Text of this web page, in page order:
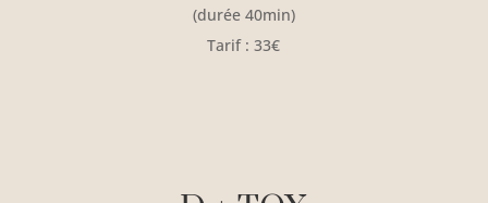
(durée 40min)
Tarif : 33€